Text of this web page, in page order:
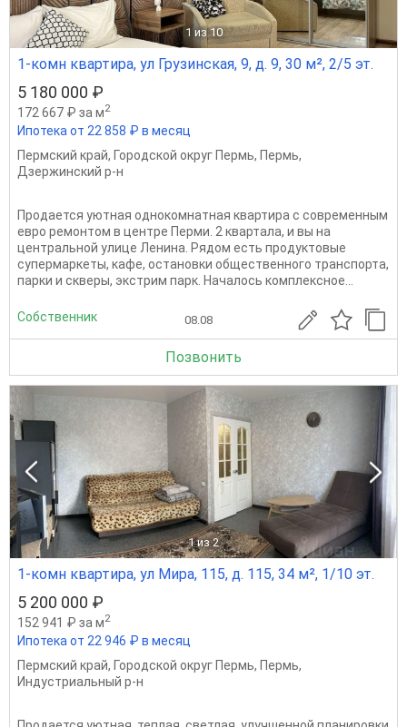
1 из 10
1-комн квартира, ул Грузинская, 9, д. 9, 30 м², 2/5 эт.
5 180 000 ₽
172 667 ₽ за м2
Ипотека от 22 858 ₽ в месяц
Пермский край, Городской округ Пермь, Пермь,
Дзержинский р-н
Продается уютная однокомнатная квартира с современным
евро ремонтом в центре Перми. 2 квартала, и вы на
центральной улице Ленина. Рядом есть продуктовые
супермаркеты, кафе, остановки общественного транспорта,
парки и скверы, экстрим парк. Началось комплексное...
Собственник 08.08
Позвонить
1 из 2
1-комн квартира, ул Мира, 115, д. 115, 34 м², 1/10 эт.
5 200 000 ₽
152 941 ₽ за м2
Ипотека от 22 946 ₽ в месяц
Пермский край, Городской округ Пермь, Пермь,
Индустриальный р-н